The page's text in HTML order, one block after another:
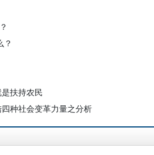
？
扶持农民
种社会变革力量之分析